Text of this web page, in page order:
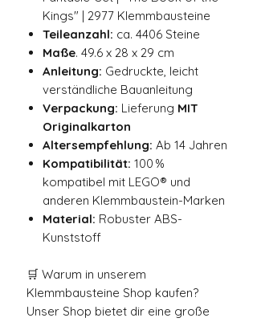
Kings" | 2977 Klemmbausteine
Teileanzahl: ca. 4406 Steine
Maße. 49.6 x 28 x 29 cm
Anleitung: Gedruckte, leicht
verständliche Bauanleitung
Verpackung: Lieferung MIT
Originalkarton
Altersempfehlung: Ab 14 Jahren
Kompatibilität: 100 %
kompatibel mit LEGO® und
anderen Klemmbaustein-Marken
Material: Robuster ABS-
Kunststoff
🛒 Warum in unserem
Klemmbausteine Shop kaufen?
Unser Shop bietet dir eine große